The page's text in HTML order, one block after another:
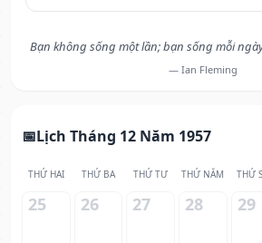
Bạn không sống một lần; bạn sống mỗi
— Ian Fleming
Lịch Tháng 12 Năm 1957
THỨ HAI THỨ BA THỨ TƯ THỨ NĂM THỨ
25 26 27 28 29